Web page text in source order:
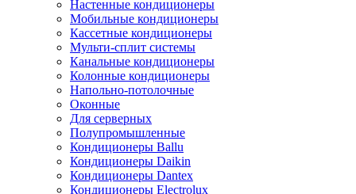
Настенные кондиционеры
Мобильные кондиционеры
Кассетные кондиционеры
Мульти-сплит системы
Канальные кондиционеры
Колонные кондиционеры
Напольно-потолочные
Оконные
Для серверных
Полупромышленные
Кондиционеры Ballu
Кондиционеры Daikin
Кондиционеры Dantex
Кондиционеры Electrolux